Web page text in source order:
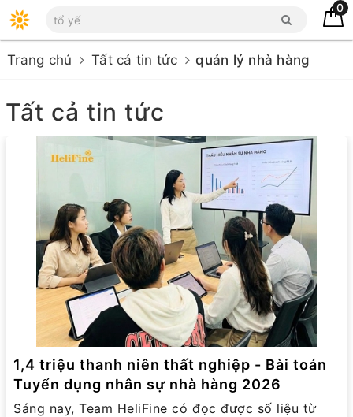
0
Trang chủ Tất cả tin tức quản lý nhà hàng
Tất cả tin tức
1,4 triệu thanh niên thất nghiệp - Bài toán
Tuyển dụng nhân sự nhà hàng 2026
Sáng nay, Team HeliFine có đọc được số liệu từ